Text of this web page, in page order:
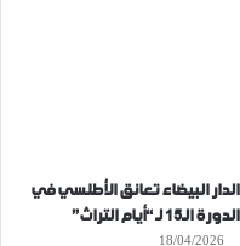
الدار البيضاء تعانق الأطلسي في
الدورة الـ15 لـ “أيام التراث”
18/04/2026